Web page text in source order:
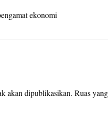
ekonomi
akan dipublikasikan. Ruas